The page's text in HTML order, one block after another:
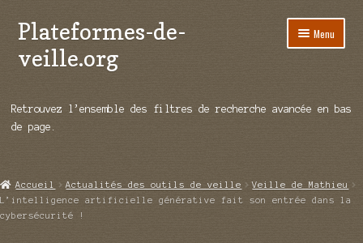
Aller
à
la
Aller
au
contenu
Plateformes-de-
veille.org
Menu
Répertoire d’ouitils
Démos vidéos
Ouvrir
Retrouvez l’ensemble des filtres de recherche avancée en bas
de page.
Accueil Actualités des outils de veille
Veille de Mathieu
L’intelligence artificielle générative fait son entrée dans la
cybersécurité !